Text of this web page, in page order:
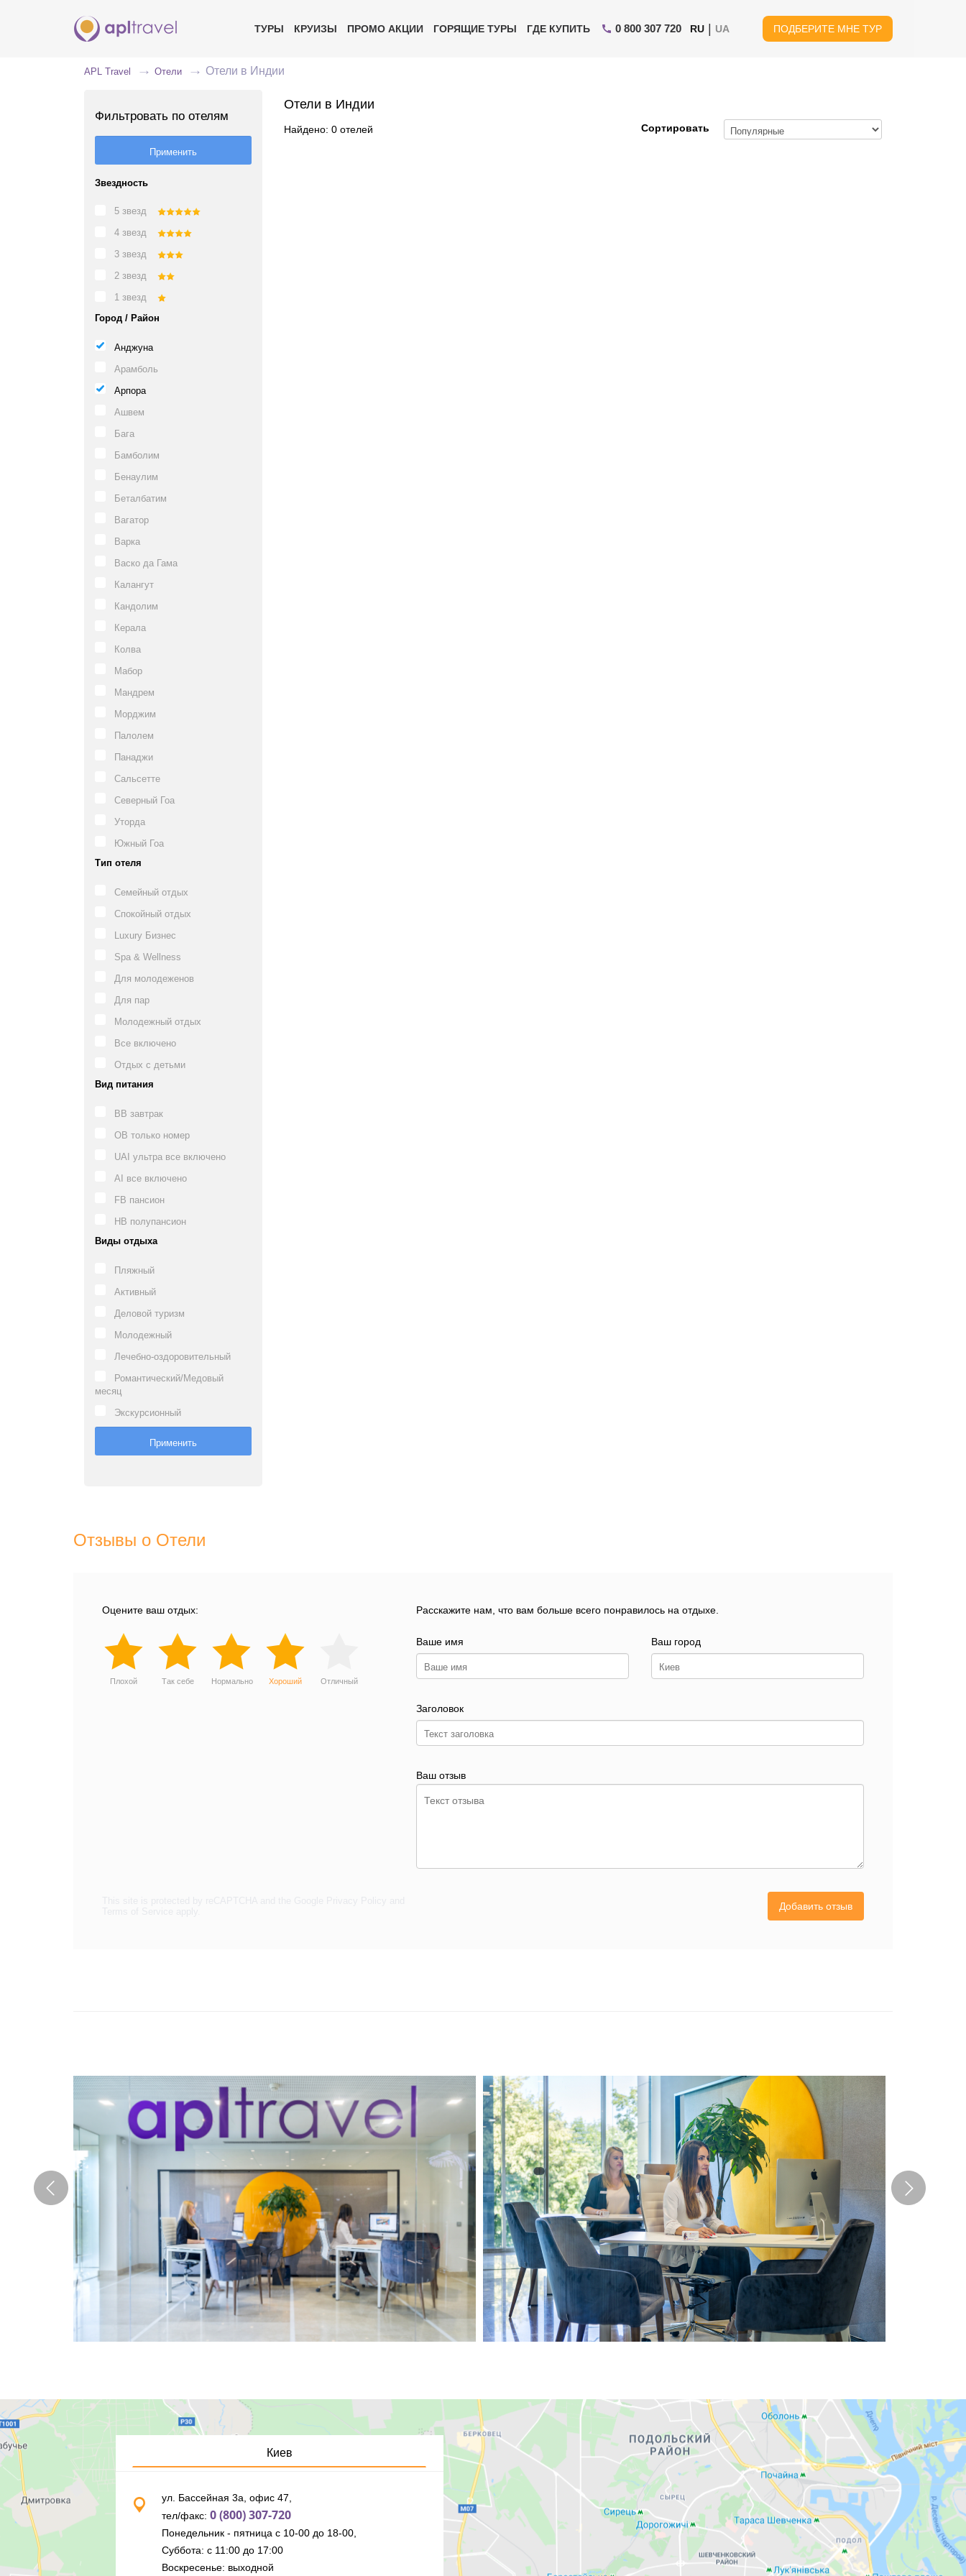
ТУРЫ КРУИЗЫ ПРОМО АКЦИИ ГОРЯЩИЕ ТУРЫ ГДЕ КУПИТЬ 0 800 307 720 RU | UA ПОДБЕРИТЕ МНЕ ТУР
APL Travel Отели Отели в Индии
Фильтровать по отелям
Звездность
5 звезд
4 звезд
3 звезд
2 звезд
1 звезд
Город / Район
Анджуна
Арамболь
Арпора
Ашвем
Бага
Бамболим
Бенаулим
Беталбатим
Вагатор
Варка
Васко да Гама
Калангут
Кандолим
Керала
Колва
Мабор
Мандрем
Морджим
Палолем
Панаджи
Сальсетте
Северный Гоа
Уторда
Южный Гоа
Тип отеля
Семейный отдых
Спокойный отдых
Luxury Бизнес
Spa & Wellness
Для молодеженов
Для пар
Молодежный отдых
Все включено
Отдых с детьми
Вид питания
BB завтрак
OB только номер
UAI ультра все включено
AI все включено
FB пансион
HB полупансион
Виды отдыха
Пляжный
Активный
Деловой туризм
Молодежный
Лечебно-оздоровительный
Романтический/Медовый
месяц
Экскурсионный
Отели в Индии
Найдено: 0 отелей Сортировать
Отзывы о Отели
Оцените ваш отдых:
Плохой Так себе Нормально Хороший Отличный
Расскажите нам, что вам больше всего понравилось на отдыхе.
Ваше имя Ваш город
Заголовок
Ваш отзыв
Добавить отзыв
Киев
ул. Бассейная 3а, офис 47,
тел/факс: 0 (800) 307-720
Понедельник - пятница с 10-00 до 18-00,
Суббота: с 11:00 до 17:00
Воскресенье: выходной